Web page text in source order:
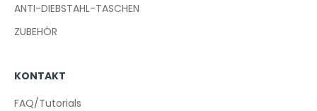
ANTI-DIEBSTAHL-TASCHEN
ZUBEHÖR
KONTAKT
FAQ/Tutorials